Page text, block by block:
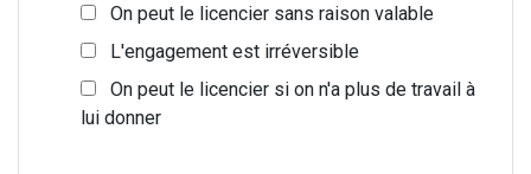
On peut le licencier sans raison valable
L'engagement est irréversible
On peut le licencier si on n'a plus de travail à
lui donner